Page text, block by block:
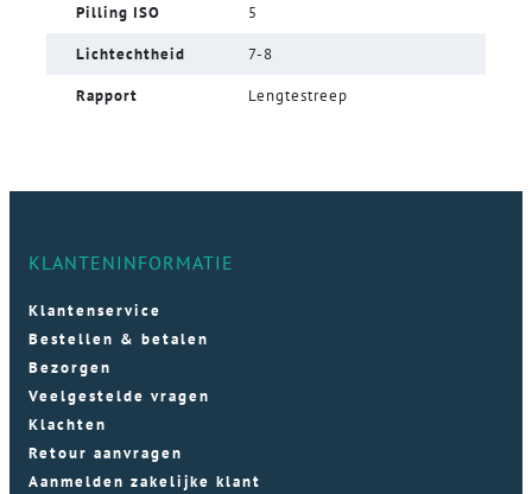
Pilling ISO 5
Lichtechtheid 7-8
Rapport Lengtestreep
KLANTENINFORMATIE
Klantenservice
Bestellen & betalen
Bezorgen
Veelgestelde vragen
Klachten
Retour aanvragen
Aanmelden zakelijke klant